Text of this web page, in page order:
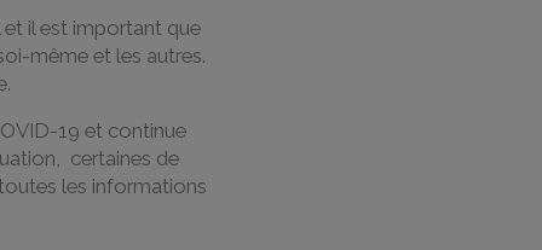
il est important que
même et les autres.
19 et continue
certaines de
les informations